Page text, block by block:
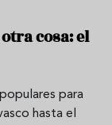
cosa: el
para
hasta el